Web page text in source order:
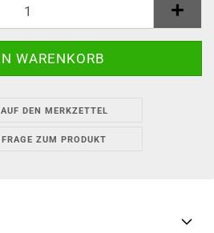
AUF DEN MERKZETTEL
FRAGE ZUM PRODUKT